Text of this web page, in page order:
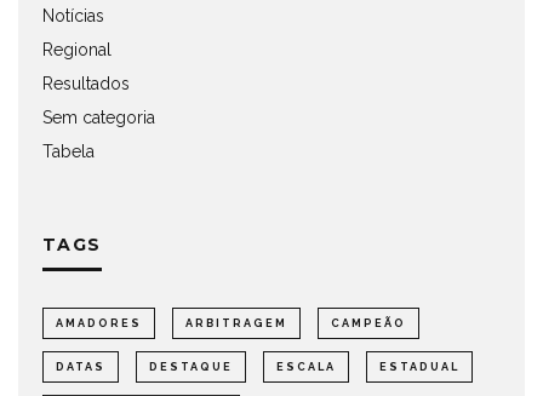
Notícias
Regional
Resultados
Sem categoria
Tabela
TAGS
AMADORES ARBITRAGEM CAMPEÃO
DATAS DESTAQUE ESCALA ESTADUAL